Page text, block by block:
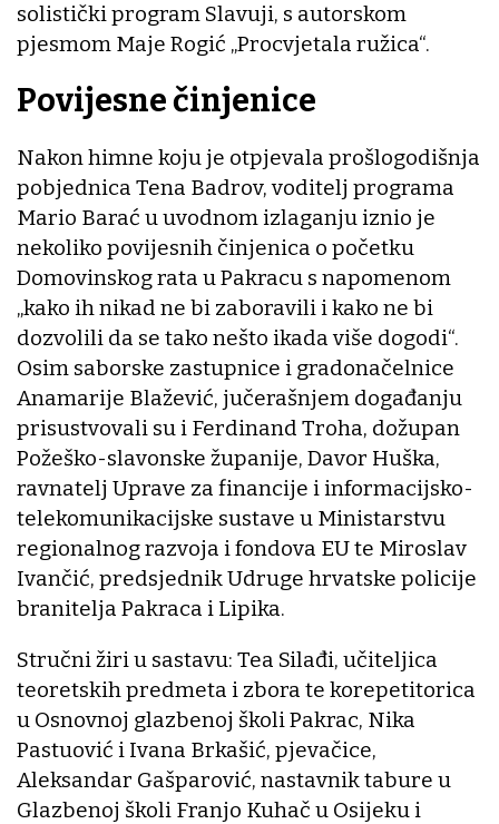
solistički program Slavuji, s autorskom
pjesmom Maje Rogić „Procvjetala ružica“.
Povijesne činjenice
Nakon himne koju je otpjevala prošlogodišnja
pobjednica Tena Badrov, voditelj programa
Mario Barać u uvodnom izlaganju iznio je
nekoliko povijesnih činjenica o početku
Domovinskog rata u Pakracu s napomenom
„kako ih nikad ne bi zaboravili i kako ne bi
dozvolili da se tako nešto ikada više dogodi“.
Osim saborske zastupnice i gradonačelnice
Anamarije Blažević, jučerašnjem događanju
prisustvovali su i Ferdinand Troha, dožupan
Požeško-slavonske županije, Davor Huška,
ravnatelj Uprave za financije i informacijsko-
telekomunikacijske sustave u Ministarstvu
regionalnog razvoja i fondova EU te Miroslav
Ivančić, predsjednik Udruge hrvatske policije
branitelja Pakraca i Lipika.
Stručni žiri u sastavu: Tea Silađi, učiteljica
teoretskih predmeta i zbora te korepetitorica
u Osnovnoj glazbenoj školi Pakrac, Nika
Pastuović i Ivana Brkašić, pjevačice,
Aleksandar Gašparović, nastavnik tabure u
Glazbenoj školi Franjo Kuhač u Osijeku i